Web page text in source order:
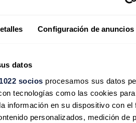
Configuración de anuncios
datos
socios procesamos sus datos
tecnologías como las cookies para
información en su dispositivo con el
personalizados, medición de
y potencia
valor de baterías,
industria